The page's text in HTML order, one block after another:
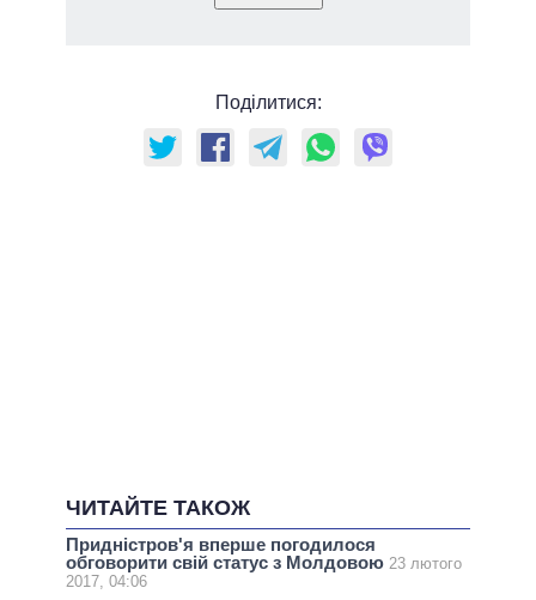
Поділитися:
ЧИТАЙТЕ ТАКОЖ
Придністров'я вперше погодилося
обговорити свій статус з Молдовою 23 лютого
2017, 04:06